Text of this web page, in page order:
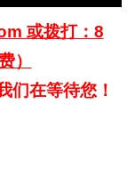
或拨打：8
）
们在等待您！